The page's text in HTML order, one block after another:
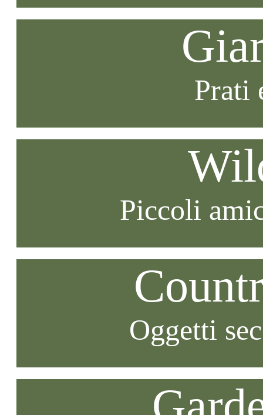
Prati
Piccoli
Oggetti